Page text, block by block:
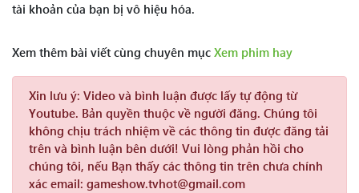
tài khoản của bạn bị vô hiệu hóa.
Xem thêm bài viết cùng chuyên mục Xem phim hay
Xin lưu ý: Video và bình luận được lấy tự động từ
Youtube. Bản quyền thuộc về người đăng. Chúng tôi
không chịu trách nhiệm về các thông tin được đăng tải
trên và bình luận bên dưới! Vui lòng phản hồi cho
chúng tôi, nếu Bạn thấy các thông tin trên chưa chính
xác email: gameshow.tvhot@gmail.com